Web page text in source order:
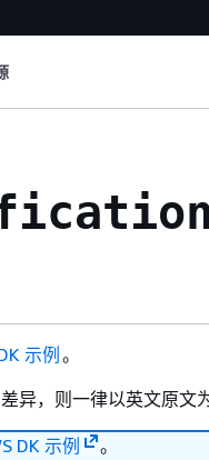
示例 。
异，则一律以英文原文为
DK 示例
。